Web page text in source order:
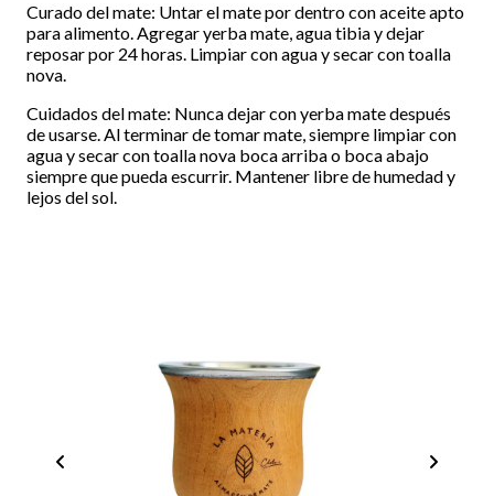
Curado del mate: Untar el mate por dentro con aceite apto
para alimento. Agregar yerba mate, agua tibia y dejar
reposar por 24 horas. Limpiar con agua y secar con toalla
nova.
Cuidados del mate: Nunca dejar con yerba mate después
de usarse. Al terminar de tomar mate, siempre limpiar con
agua y secar con toalla nova boca arriba o boca abajo
siempre que pueda escurrir. Mantener libre de humedad y
lejos del sol.